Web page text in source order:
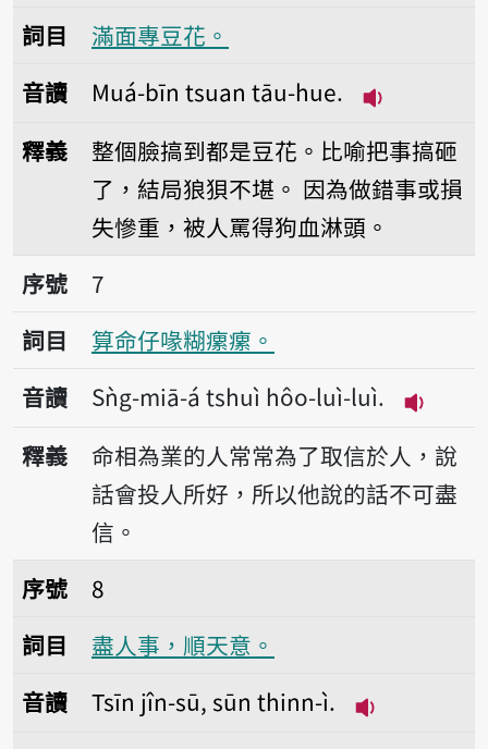
詞目
滿面專豆花。
音讀
Muá-bīn tsuan tāu-hue.
釋義
整個臉搞到都是豆花。比喻把事搞砸
了，結局狼狽不堪。 因為做錯事或損
失慘重，被人罵得狗血淋頭。
序號7算命仔喙糊瘰瘰。
序號
7
詞目
算命仔喙糊瘰瘰。
音讀
Sǹg-miā-á tshuì hôo-luì-luì.
播放
釋義
命相為業的人常常為了取信於人，說
話會投人所好，所以他說的話不可盡
信。
序號8盡人事，順天意。
序號
8
詞目
盡人事，順天意。
音讀
Tsīn jîn-sū, sūn thinn-ì.